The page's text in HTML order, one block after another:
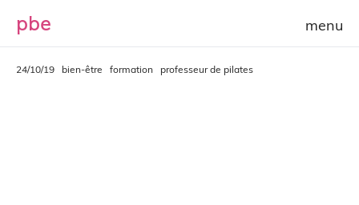
pbe
24/10/19 bien-être formation professeur de pilates